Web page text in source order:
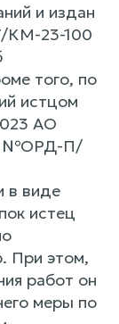
и издан
КМ-23-100
того, по
истцом
АО
№ОРД-П/
в виде
истец
При этом,
работ он
меры по